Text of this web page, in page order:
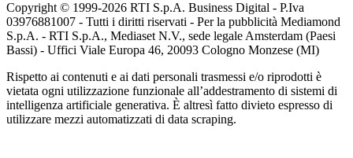
Copyright © 1999-2026 RTI S.p.A. Business Digital - P.Iva
03976881007 - Tutti i diritti riservati - Per la pubblicità Mediamond
S.p.A. - RTI S.p.A., Mediaset N.V., sede legale Amsterdam (Paesi
Bassi) - Uffici Viale Europa 46, 20093 Cologno Monzese (MI)
Rispetto ai contenuti e ai dati personali trasmessi e/o riprodotti è
vietata ogni utilizzazione funzionale all’addestramento di sistemi di
intelligenza artificiale generativa. È altresì fatto divieto espresso di
utilizzare mezzi automatizzati di data scraping.